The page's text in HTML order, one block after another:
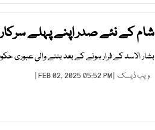
شام کے نئے صدر اپنے پہلے
بشار الاسد کے فرار ہونے کے بعد بننے والی عبوری
ویب ڈیسک | FEB 02, 2025 05:52 PM |